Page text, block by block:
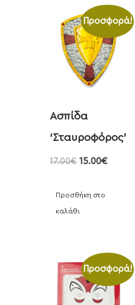
Προσφορά!
Ασπίδα
‘Σταυροφόρος’
17.00€ 15.00€
Προσθήκη στο
καλάθι
Προσφορά!